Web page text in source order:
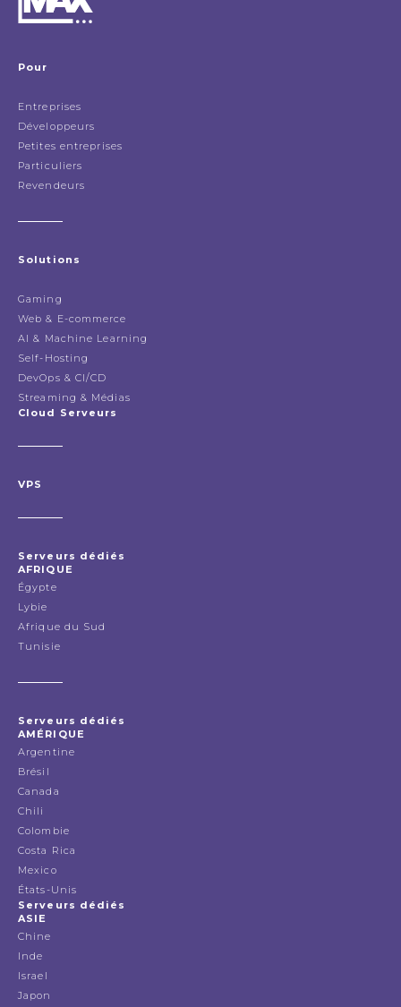
Pour
Entreprises
Développeurs
Petites entreprises
Particuliers
Revendeurs
Solutions
Gaming
Web & E-commerce
AI & Machine Learning
Self-Hosting
DevOps & CI/CD
Streaming & Médias
Cloud Serveurs
VPS
Serveurs dédiés
AFRIQUE
Égypte
Lybie
Afrique du Sud
Tunisie
Serveurs dédiés
AMÉRIQUE
Argentine
Brésil
Canada
Chili
Colombie
Costa Rica
Mexico
États-Unis
Serveurs dédiés
ASIE
Chine
Inde
Israel
Japon